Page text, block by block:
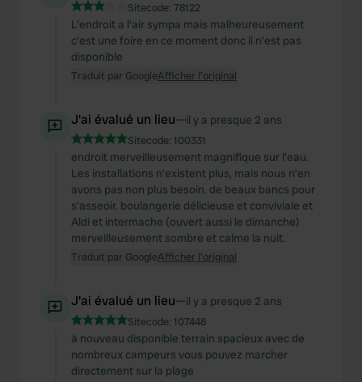
Sitecode: 78122
L'endroit a l'air sympa mais malheureusement
c'est une foire en ce moment donc il n'est pas
disponible
Traduit par GoogleAfficher l'original
J'ai évalué un lieu—il y a presque 2 ans
Sitecode: 100331
endroit merveilleusement magnifique sur l'eau.
Les installations n’existent plus, mais nous n’en
avons pas non plus besoin. de beaux bancs pour
s'asseoir. boulangerie délicieuse et conviviale et
Aldi et intermache (ouvert aussi le dimanche)
merveilleusement sombre et calme la nuit.
Traduit par GoogleAfficher l'original
J'ai évalué un lieu—il y a presque 2 ans
Sitecode: 107448
à nouveau disponible terrain spacieux avec de
nombreux campeurs vous pouvez marcher
directement sur la plage